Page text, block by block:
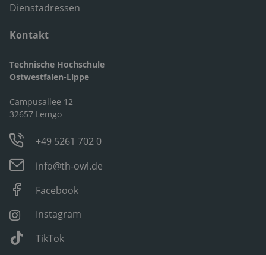
Dienstadressen
Kontakt
Technische Hochschule
Ostwestfalen-Lippe
Campusallee 12
32657 Lemgo
+49 5261 702 0
info@th-owl.de
Facebook
Instagram
TikTok